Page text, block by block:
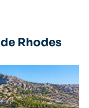
Rhodes